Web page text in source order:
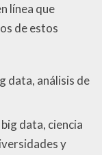
línea que
de estos
data, análisis de
data, ciencia
y